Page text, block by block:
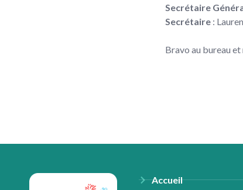
Secrétaire
Secrétaire :
Bravo au bureau
Accueil